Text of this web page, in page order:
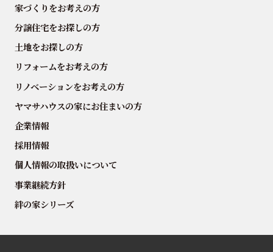
家づくりをお考えの方
分譲住宅をお探しの方
土地をお探しの方
リフォームをお考えの方
リノベーションをお考えの方
ヤマサハウスの家にお住まいの方
企業情報
採用情報
個人情報の取扱いについて
事業継続方針
絆の家シリーズ